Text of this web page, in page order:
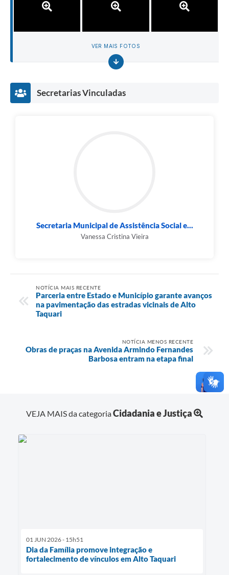
VER MAIS FOTOS
Secretarias Vinculadas
Secretaria Municipal de Assistência Social e...
Vanessa Cristina Vieira
NOTÍCIA MAIS RECENTE
Parceria entre Estado e Município garante avanços
na pavimentação das estradas vicinais de Alto
Taquari
NOTÍCIA MENOS RECENTE
Obras de praças na Avenida Armindo Fernandes
Barbosa entram na etapa final
VEJA MAIS da categoriaCidadania e Justiça
01 JUN 2026 - 15h51
Dia da Família promove integração e
fortalecimento de vínculos em Alto Taquari